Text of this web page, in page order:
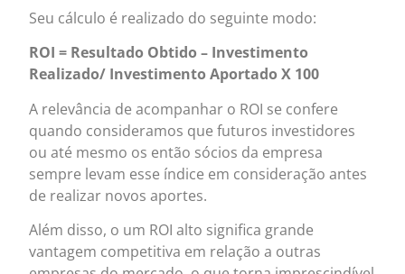
Seu cálculo é realizado do seguinte modo:
ROI = Resultado Obtido – Investimento
Realizado/ Investimento Aportado X 100
A relevância de acompanhar o ROI se confere
quando consideramos que futuros investidores
ou até mesmo os então sócios da empresa
sempre levam esse índice em consideração antes
de realizar novos aportes.
Além disso, o um ROI alto significa grande
vantagem competitiva em relação a outras